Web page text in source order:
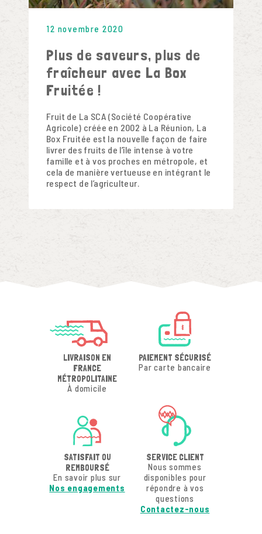
12 novembre 2020
Plus de saveurs, plus de
fraîcheur avec La Box
Fruitée !
Fruit de La SCA (Société Coopérative
Agricole) créée en 2002 à La Réunion, La
Box Fruitée est la nouvelle façon de faire
livrer des fruits de l’île intense à votre
famille et à vos proches en métropole, et
cela de manière vertueuse en intégrant le
respect de l’agriculteur.
LIVRAISON EN
FRANCE
MÉTROPOLITAINE
À domicile
PAIEMENT SÉCURISÉ
Par carte bancaire
SATISFAIT OU
REMBOURSÉ
En savoir plus sur
Nos engagements
SERVICE CLIENT
Nous sommes
disponibles pour
répondre à vos
questions
Contactez-nous